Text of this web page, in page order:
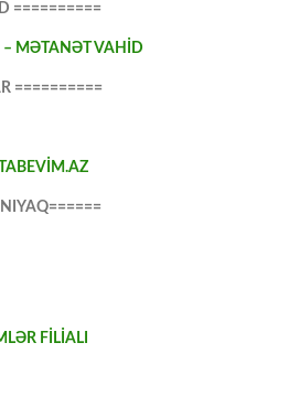
==========
MƏTANƏT VAHİD
==========
FİLİALI